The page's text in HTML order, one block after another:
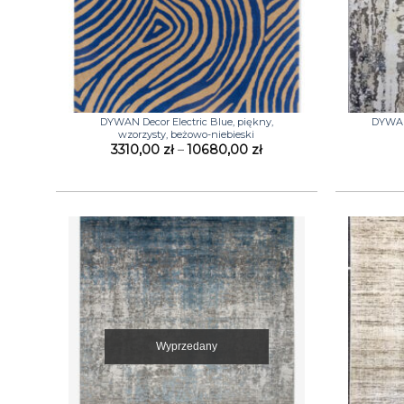
+
DYWAN Decor Electric Blue, piękny,
wzorzysty, beżowo-niebieski
3310,00 zł – 10680,00 złZakres
do
+
Wyprzedany